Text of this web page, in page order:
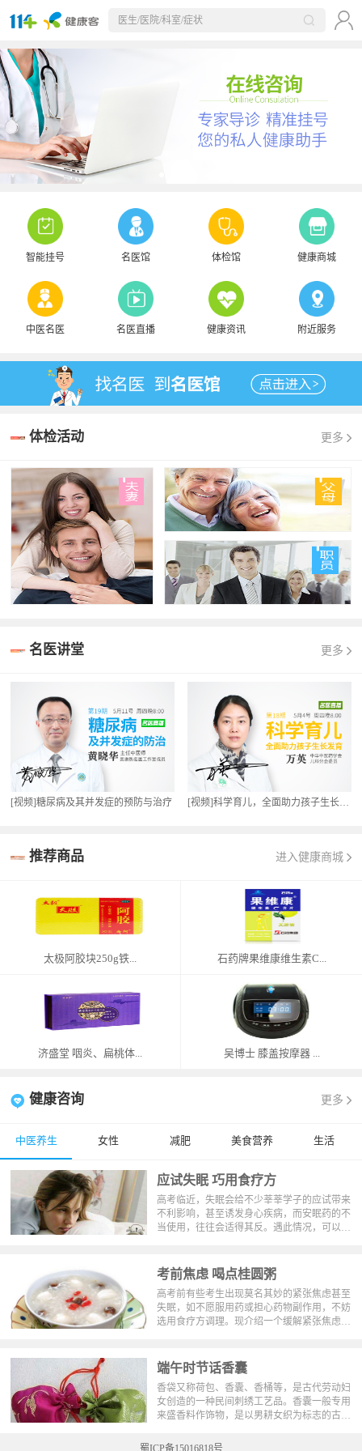
智能挂号 名医馆 体检馆 健康商城
中医名医 名医直播 健康资讯 附近服务
体检活动 更多
名医讲堂 更多
[视频]糖尿病及其并发症的预防与治疗 [视频]科学育儿，全面助力孩子生长发育
推荐商品 进入健康商城
太极阿胶块250g铁... 石药牌果维康维生素C...
济盛堂 咽炎、扁桃体... 吴博士 膝盖按摩器 ...
健康咨询 更多
中医养生 女性 减肥 美食营养 生活
应试失眠 巧用食疗方
高考临近，失眠会给不少莘莘学子的应试带来
不利影响，甚至诱发身心疾病，而安眠药的不
当使用，往往会适得其反。遇此情况，可以采
考前焦虑 喝点桂圆粥
高考前有些考生出现莫名其妙的紧张焦虑甚至
失眠，如不愿服用药或担心药物副作用，不妨
选用食疗方调理。现介绍一个缓解紧张焦虑的
端午时节话香囊
香袋又称荷包、香囊、香桶等，是古代劳动妇
女创造的一种民间刺绣工艺品。香囊一般专用
来盛香料作饰物，是以男耕女织为标志的古代
俗。香袋与琼瑶、玉环、香帕等，为古代人重
蜀ICP备15016818号